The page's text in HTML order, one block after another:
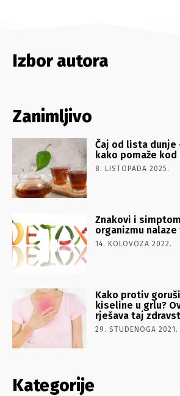
Izbor autora
Zanimljivo
Čaj od lista dunje
kako pomaže
8. LISTOPADA 2025.
Znakovi i
organizmu
14. KOLOVOZA 2022.
Kako protiv
kiseline u grlu?
rješava taj
29. STUDENOGA 2021.
Kategorije